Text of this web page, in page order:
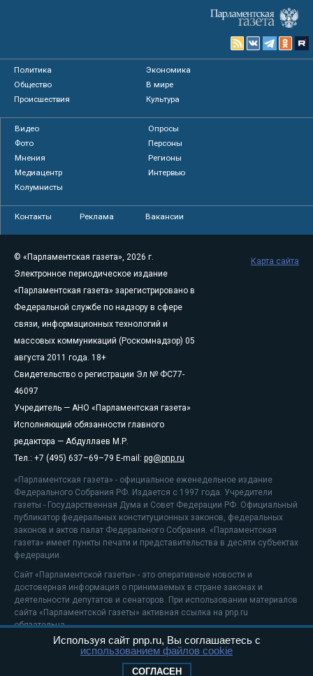
Политика
Экономика
Общество
В мире
Происшествия
Культура
Видео
Опросы
Фото
Персоны
Мнения
Регионы
Медиацентр
Интервью
Колумнисты
Контакты Реклама Вакансии
© «Парламентская газета», 2026 г.
Электронное периодическое издание
«Парламентская газета» зарегистрировано в
Федеральной службе по надзору в сфере
связи, информационных технологий и
массовых коммуникаций (Роскомнадзор) 05
августа 2011 года. 18+
Свидетельство о регистрации Эл № ФС77-
46097
Учредитель — АНО «Парламентская газета»
Исполняющий обязанности главного
редактора — Абдуллаев М.Р.
Тел.: +7 (495) 637–69–79 E-mail: pg@pnp.ru
«Парламентская газета» - официальное еженедельное издание
Федерального Собрания РФ. Издается с 1997 года. Учредители
газеты - Государственная Дума и Совет Федерации РФ. Официальный
публикатор федеральных конституционных законов, федеральных
законов и актов палат Федерального Собрания. «Парламентская
газета» имеет пункты печати и представительства в десяти субъектах
федерации.
Сайт «Парламентской газеты» - это оперативные новости и
достоверная информация о принимаемых в стране законах и
деятельности депутатов и сенаторов. При использовании материалов
сайта «Парламентской газеты» активная ссылка на pnp.ru
обязательна.
На информационном ресурсе применяютсярекомендательные
Положение о защите персональных данных
Карта сайта
Используя сайт pnp.ru, Вы соглашаетесь с
использованием файлов cookie
СОГЛАСЕН